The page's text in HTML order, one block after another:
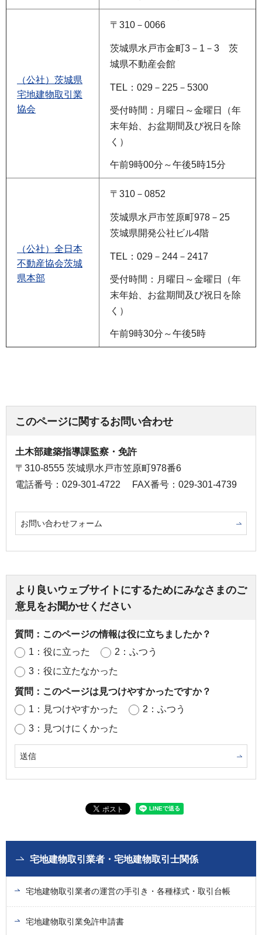
（公社）茨城県
宅地建物取引業
協会
〒310－0066
茨城県水戸市金町3－1－3 茨
城県不動産会館
TEL：029－225－5300
受付時間：月曜日～金曜日（年
末年始、お盆期間及び祝日を除
く）
午前9時00分～午後5時15分
（公社）全日本
不動産協会茨城
県本部
〒310－0852
茨城県水戸市笠原町978－25
茨城県開発公社ビル4階
TEL：029－244－2417
受付時間：月曜日～金曜日（年
末年始、お盆期間及び祝日を除
く）
午前9時30分～午後5時
このページに関するお問い合わせ
土木部建築指導課監察・免許
〒310-8555 茨城県水戸市笠原町978番6
電話番号：029-301-4722
FAX番号：029-301-4739
お問い合わせフォーム
より良いウェブサイトにするためにみなさまのご
意見をお聞かせください
質問：このページの情報は役に立ちましたか？
1：役に立った
2：ふつう
3：役に立たなかった
質問：このページは見つけやすかったですか？
1：見つけやすかった
2：ふつう
3：見つけにくかった
宅地建物取引業者・宅地建物取引士関係
宅地建物取引業者の運営の手引き・各種様式・取引台帳
宅地建物取引業免許申請書